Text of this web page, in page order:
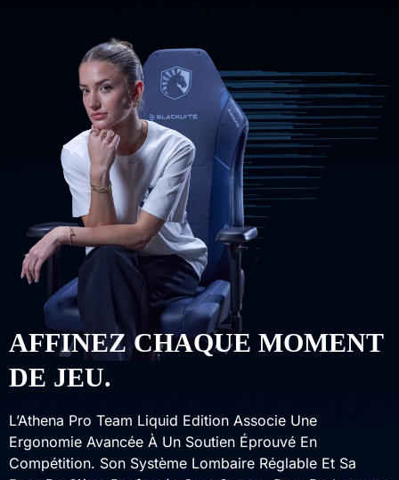
AFFINEZ CHAQUE MOMENT
DE JEU.
L’Athena Pro Team Liquid Edition Associe Une
Ergonomie Avancée À Un Soutien Éprouvé En
Compétition. Son Système Lombaire Réglable Et Sa